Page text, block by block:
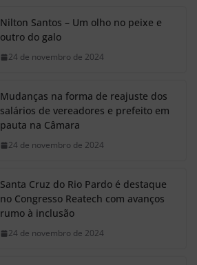
Nilton Santos – Um olho no peixe e
outro do galo
24 de novembro de 2024
Mudanças na forma de reajuste dos
salários de vereadores e prefeito em
pauta na Câmara
24 de novembro de 2024
Santa Cruz do Rio Pardo é destaque
no Congresso Reatech com avanços
rumo à inclusão
24 de novembro de 2024